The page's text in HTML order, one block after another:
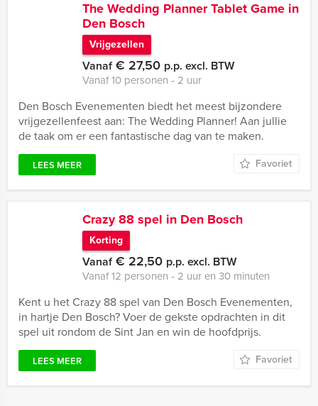
The Wedding Planner Tablet Game in
Den Bosch
Vrijgezellen
Vanaf€ 27,50 p.p. excl. BTW
Vanaf 10 personen ‐ 2 uur
Den Bosch Evenementen biedt het meest bijzondere
vrijgezellenfeest aan: The Wedding Planner! Aan jullie
de taak om er een fantastische dag van te maken.
LEES MEER Favoriet
Crazy 88 spel in Den Bosch
Korting
Vanaf€ 22,50 p.p. excl. BTW
Vanaf 12 personen ‐ 2 uur en 30 minuten
Kent u het Crazy 88 spel van Den Bosch Evenementen,
in hartje Den Bosch? Voer de gekste opdrachten in dit
spel uit rondom de Sint Jan en win de hoofdprijs.
LEES MEER Favoriet